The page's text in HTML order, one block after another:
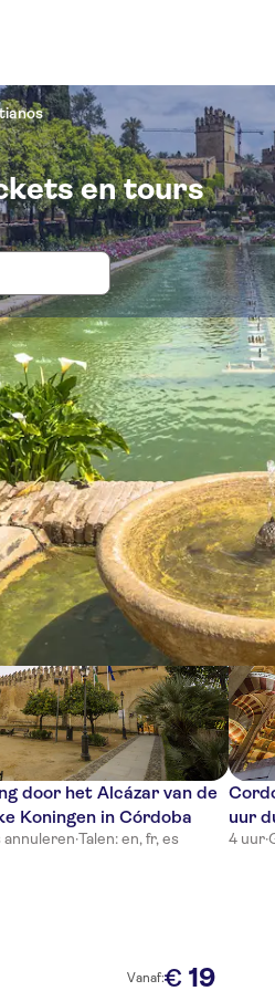
en tours
tickets voor
en rondleidingen
door het Alcázar van de
Koningen in Córdoba
annuleren·Talen: en, fr, es
Vanaf:€ 19
uur
4 uur·